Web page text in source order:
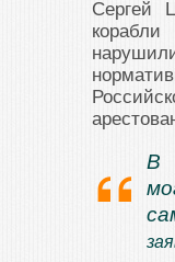
Сергей
В